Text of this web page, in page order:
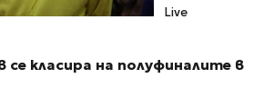
Live
се класира на полуфиналите в